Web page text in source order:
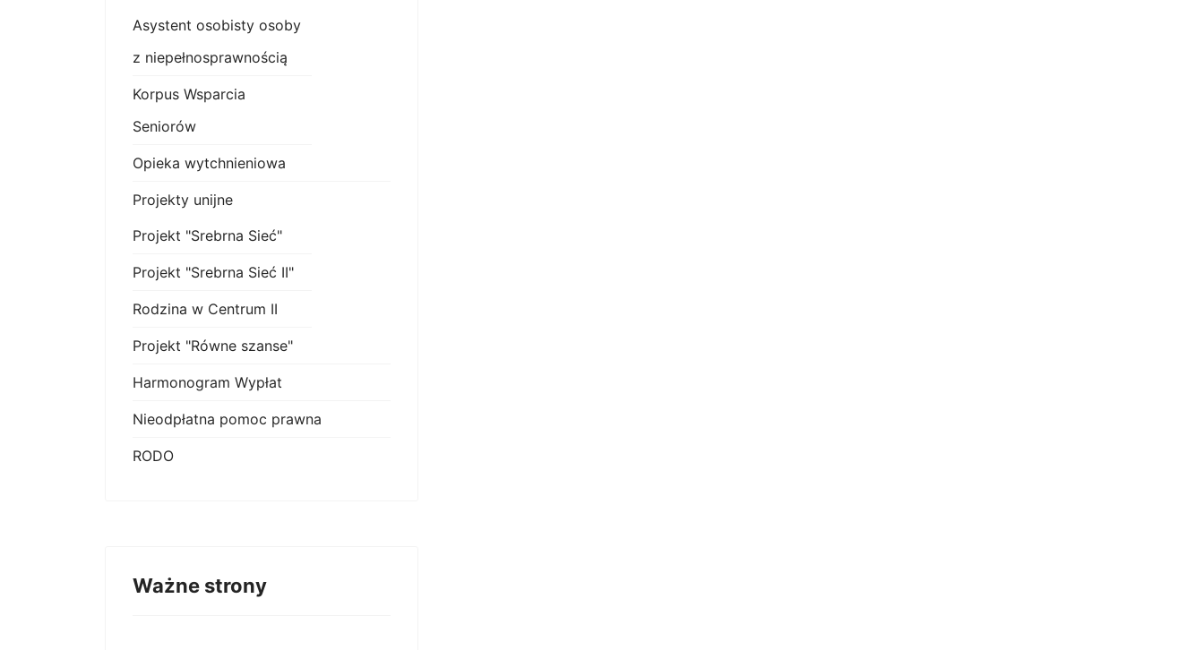
Asystent osobisty osoby
z niepełnosprawnością
Korpus Wsparcia
Seniorów
Opieka wytchnieniowa
Projekty unijne
Projekt "Srebrna Sieć"
Projekt "Srebrna Sieć II"
Rodzina w Centrum II
Projekt "Równe szanse"
Harmonogram Wypłat
Nieodpłatna pomoc prawna
RODO
Ważne strony